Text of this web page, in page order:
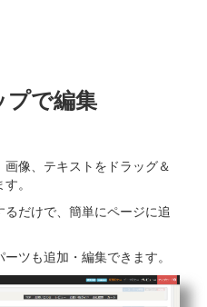
プで編集
像、テキストをドラッグ＆
。
だけで、簡単にページに追
ツも追加・編集できます。